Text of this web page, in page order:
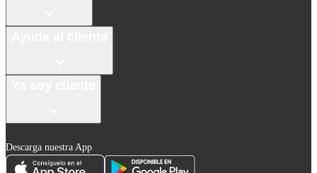
Descarga nuestra App